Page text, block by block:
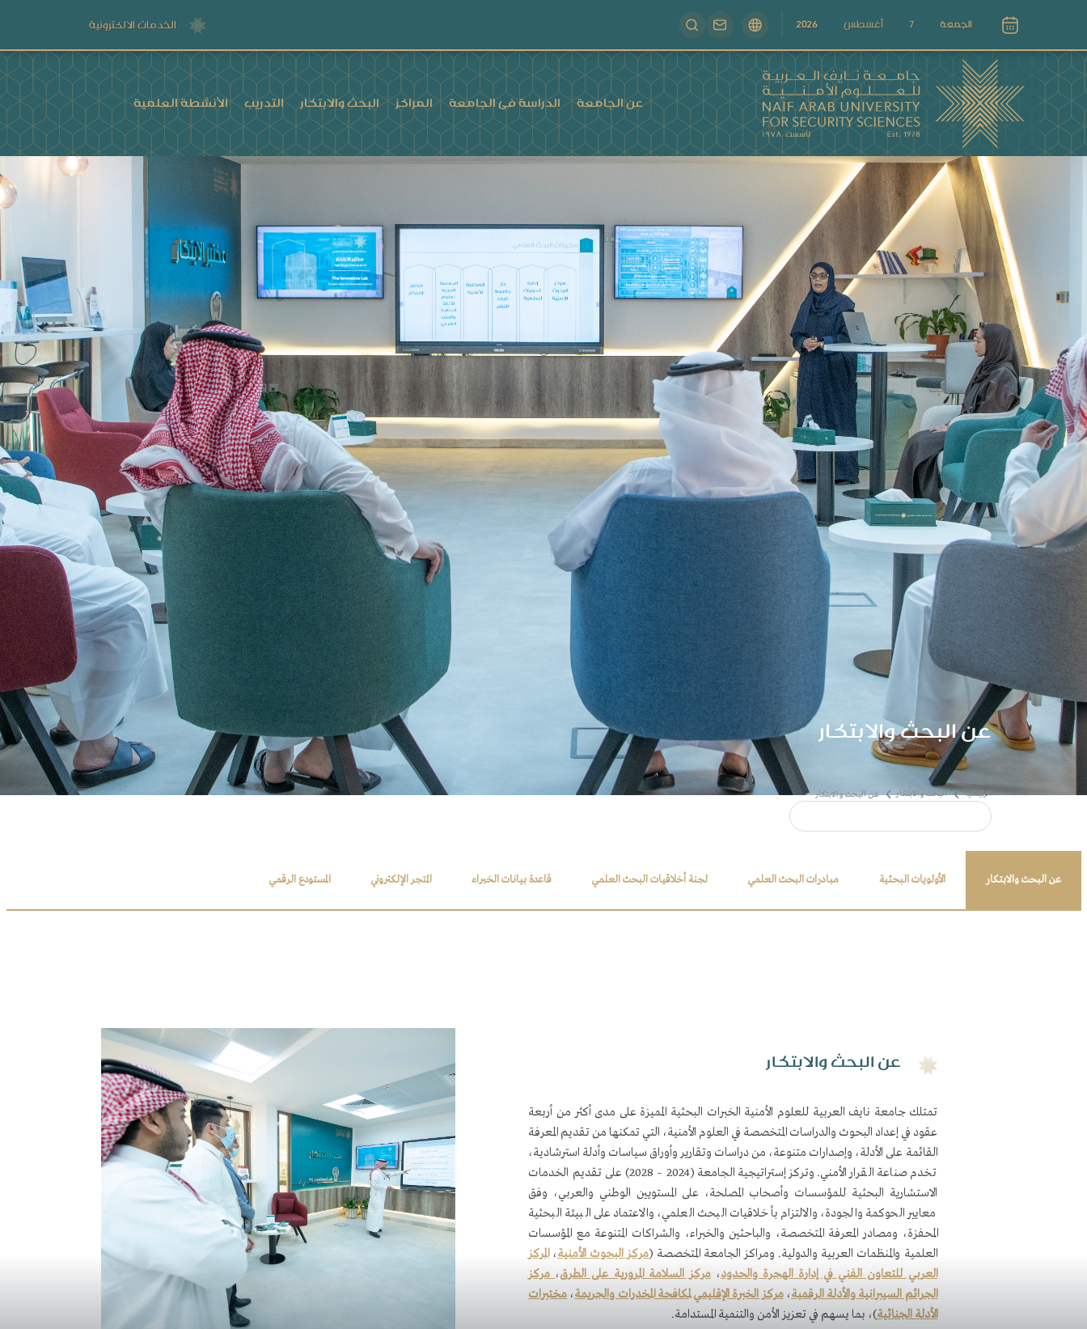
الجمعة 7 أغسطس 2026 الخدمات الالكترونية
عن الجامعة الدراسة فى الجامعة المراكز البحث والابتكار التدريب الأنشطة العلمية
عن البحث والابتكار
عن البحث والابتكار الأولويات البحثية مبادرات البحث العلمي لجنة أخلاقيات البحث العلمي قاعدة بيانات الخبراء المتجر الإلكتروني المستودع الرقمي
عن البحث والابتكار​
تمتلك جامعة نايف العربية للعلوم الأمنية الخبرات البحثية المميزة على مدى أكثر من أربعة
عقود في إعداد البحوث والدراسات المتخصصة في العلوم الأمنية، التي تمكنها من تقديم المعرفة
القائمة على الأدلة، وإصدارات متنوعة، من دراسات وتقارير وأوراق سياسات وأدلة استرشادية،
تخدم صناعة القرار الأمني. وتركز إستراتيجية الجامعة (2024 – 2028) على تقديم الخدمات
الاستشارية البحثية للمؤسسات وأصحاب المصلحة، على المستويين الوطني والعربي، وفق
معايير الحوكمة والجودة، والالتزام بأخلاقيات البحث العلمي، والاعتماد على البيئة البحثية
المحفزة، ومصادر المعرفة المتخصصة، والباحثين والخبراء، والشراكات المتنوعة مع المؤسسات
العلمية والمنظمات العربية والدولية. ومراكز الجامعة المتخصصة (مركز البحوث الأمنية،المركز
العربي للتعاون الفني في إدارة الهجرة والحدود،مركز السلامة المرورية على الطرق، مركز
الجرائم السيبرانية والأدلة الرقمية،مركز الخبرة الإقليمي لمكافحة المخدرات والجريمة، مختبرات
الأدلة الجنائية)، بما يسهم في تعزيز الأمن والتنمية المستدامة.